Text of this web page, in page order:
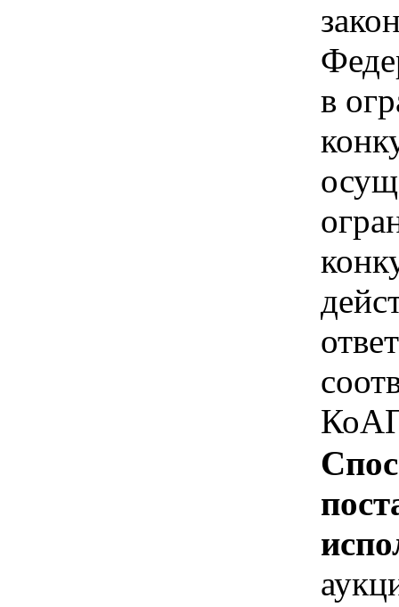
в